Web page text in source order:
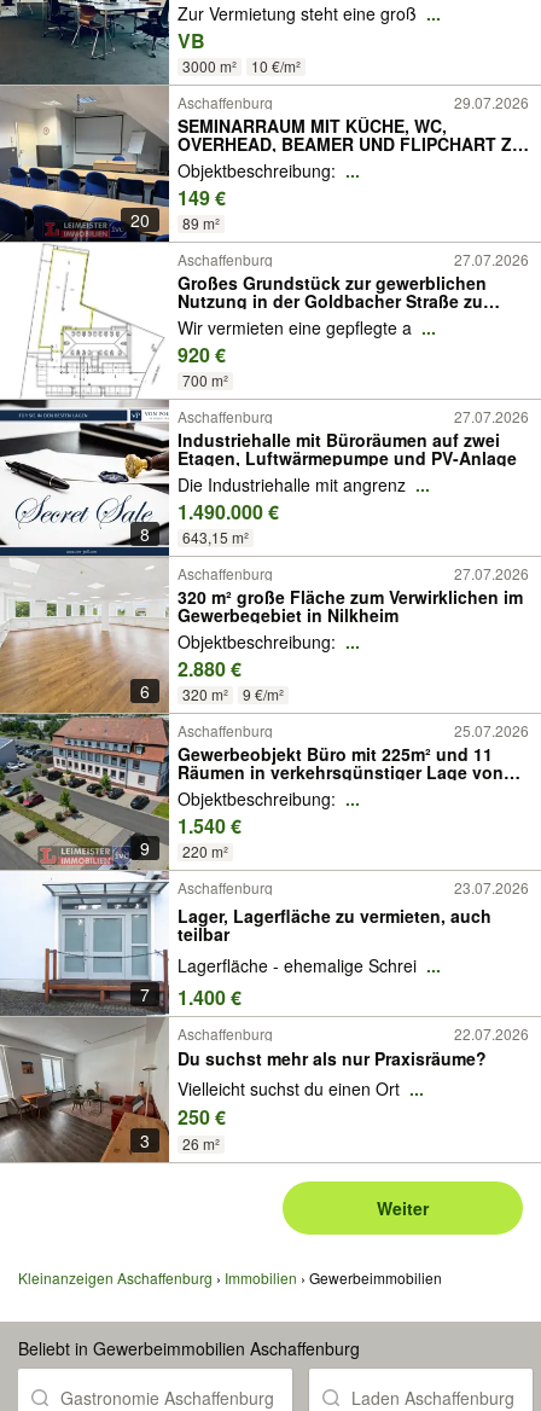
Zur Vermietung steht eine groß ...
VB
3000 m² 10 €/m²
20
Aschaffenburg 29.07.2026
SEMINARRAUM MIT KÜCHE, WC,
OVERHEAD, BEAMER UND FLIPCHART ZU
VERMIETEN - STUNDEN- ODER
TAGEWEISE
Objektbeschreibung: ...
149 €
89 m²
Aschaffenburg
27.07.2026
Großes Grundstück zur gewerblichen
Nutzung in der Goldbacher Straße zu
vermieten!
Wir vermieten eine gepflegte a ...
920 €
700 m²
8
Aschaffenburg 27.07.2026
Industriehalle mit Büroräumen auf zwei
Etagen, Luftwärmepumpe und PV-Anlage
Die Industriehalle mit angrenz ...
1.490.000 €
643,15 m²
6
Aschaffenburg 27.07.2026
320 m² große Fläche zum Verwirklichen im
Gewerbegebiet in Nilkheim
Objektbeschreibung: ...
2.880 €
320 m² 9 €/m²
9
Aschaffenburg 25.07.2026
Gewerbeobjekt Büro mit 225m² und 11
Räumen in verkehrsgünstiger Lage von
Aschaffenburg Nilkheim.
Objektbeschreibung: ...
1.540 €
220 m²
7
Aschaffenburg 23.07.2026
Lager, Lagerfläche zu vermieten, auch
teilbar
Lagerfläche - ehemalige Schrei ...
1.400 €
3
Aschaffenburg 22.07.2026
Du suchst mehr als nur Praxisräume?
Vielleicht suchst du einen Ort ...
250 €
26 m²
Weiter
Kleinanzeigen Aschaffenburg Immobilien Gewerbeimmobilien
Beliebt in Gewerbeimmobilien Aschaffenburg
Gastronomie Aschaffenburg Laden Aschaffenburg